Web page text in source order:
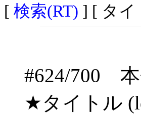
[ 検索(RT) ] [ タイ
#624/700
★タイトル